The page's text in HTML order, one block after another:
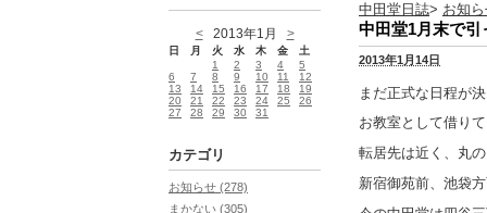
中田堂日誌> お知
中田堂1月末で引
2013年1月14日
まだ正式な日程が
お教室として借り
転居先は近く、丸
新宿御苑前、池袋
<2013年1月 >
日 月 火 水 木 金
土
1
2 3 4
5
6
7 8 9 10 11
12
13
14 15 16 17 18
19
20
21 22 23 24 25
26
27
28 29 30 31
カテゴリ
お知らせ (278)
まかない (305)